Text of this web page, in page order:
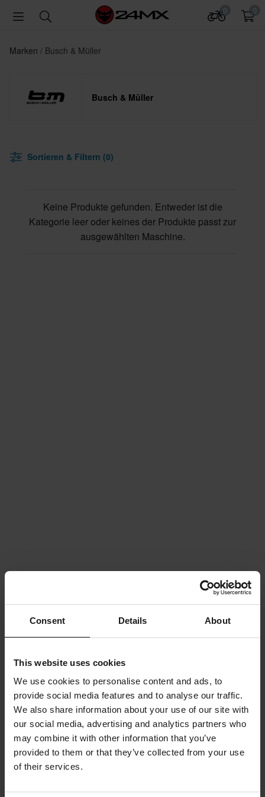
Consent Details About
This website uses cookies
We use cookies to personalise content and ads, to
provide social media features and to analyse our traffic.
We also share information about your use of our site with
our social media, advertising and analytics partners who
may combine it with other information that you’ve
provided to them or that they’ve collected from your use
of their services.
Marken Busch & Müller
Busch & Müller
Sortieren & Filtern (0)
Keine Produkte gefunden. Entweder ist die
Kategorie leer oder keines der Produkte passt zur
ausgewählten Maschine.